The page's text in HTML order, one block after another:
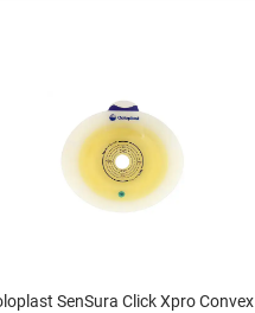
SenSura Click Xpro Convex